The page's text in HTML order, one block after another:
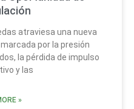
atraviesa una nueva
por la presión
la pérdida de impulso
y las
»